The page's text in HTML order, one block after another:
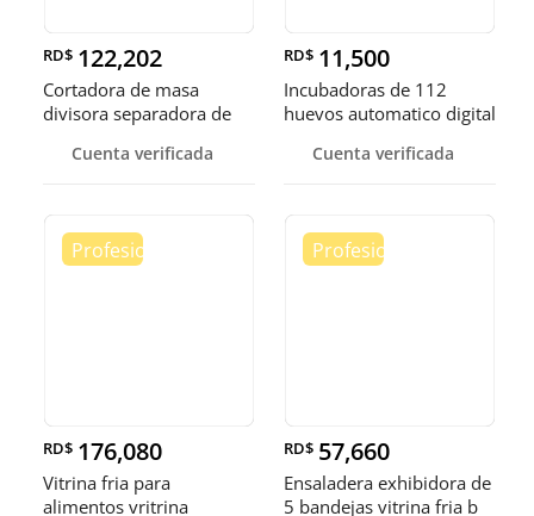
RD$ 122,202
Cortadora de masa
divisora separadora de
Cuenta verificada
RD$ 11,500
Incubadoras de 112
huevos automatico digital
Cuenta verificada
RD$ 176,080
Vitrina fria para
alimentos vritrina
RD$ 57,660
Ensaladera exhibidora de
5 bandejas vitrina fria b